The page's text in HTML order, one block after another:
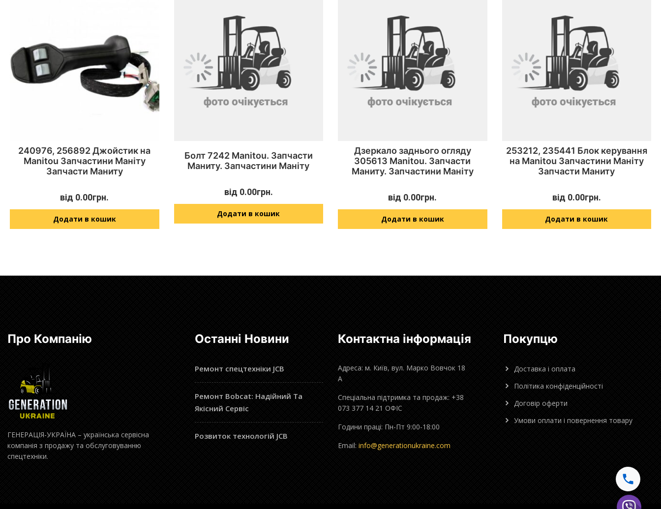
240976, 256892 Джойстик на
Manitou Запчастини Маніту
Запчасти Маниту
від 0.00грн.
Додати в кошик
Болт 7242 Manitou. Запчасти
Маниту. Запчастини Маніту
від 0.00грн.
Додати в кошик
Дзеркало заднього огляду
305613 Manitou. Запчасти
Маниту. Запчастини Маніту
від 0.00грн.
Додати в кошик
253212, 235441 Блок керування
на Manitou Запчастини Маніту
Запчасти Маниту
від 0.00грн.
Додати в кошик
Про Компанію
ГЕНЕРАЦІЯ-УКРАЇНА – українська сервісна
компанія з продажу та обслуговуванню
спецтехніки.
Останні Новини
Ремонт спецтехніки JCB
Ремонт Bobcat: Надійний Та
Якісний Сервіс
Розвиток технологій JCB
Контактна інформація
Адреса: м. Київ, вул. Марко Вовчок 18
А
Спеціальна підтримка та продаж: +38
073 377 14 21 ОФІС
Години праці: Пн-Пт 9:00-18:00
Email: info@generationukraine.com
Покупцю
Доставка і оплата
Політика конфіденційності
Договір оферти
Умови оплати і повернення товару